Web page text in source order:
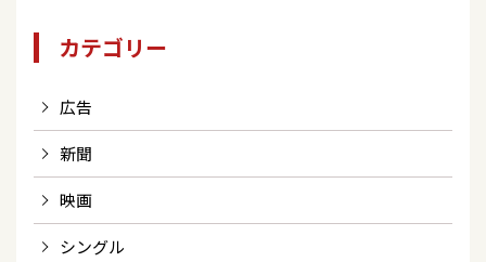
カテゴリー
広告
新聞
映画
シングル